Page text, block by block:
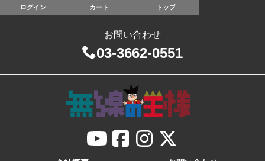
ログイン カート トップ
お問い合わせ
03-3662-0551